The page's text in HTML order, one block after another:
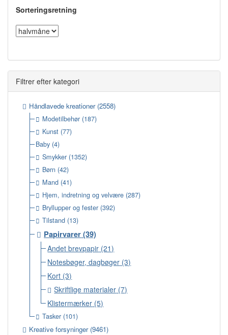
Sorteringsretning
Filtrer efter kategori
Håndlavede kreationer(2558)
Modetilbehør (187)
Kunst (77)
Baby (4)
Smykker (1352)
Børn (42)
Mand (41)
Hjem, indretning og velvære (287)
Bryllupper og fester (392)
Tilstand (13)
Papirvarer (39)
Andet brevpapir (21)
Notesbøger, dagbøger (3)
Kort (3)
Skriftlige materialer (7)
Klistermærker (5)
Tasker (101)
Kreative forsyninger(9461)